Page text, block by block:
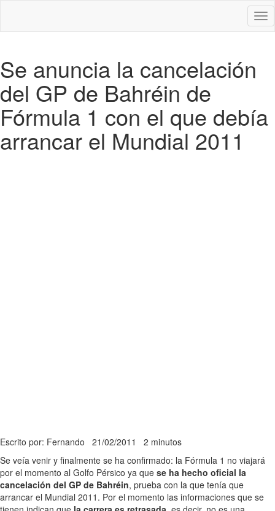
Se anuncia la cancelación
del GP de Bahréin de
Fórmula 1 con el que debía
arrancar el Mundial 2011
Escrito por: Fernando 21/02/2011 2 minutos
Se veía venir y finalmente se ha confirmado: la Fórmula 1 no viajará
por el momento al Golfo Pérsico ya que se ha hecho oficial la
cancelación del GP de Bahréin, prueba con la que tenía que
arrancar el Mundial 2011. Por el momento las informaciones que se